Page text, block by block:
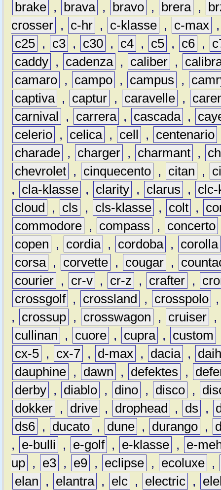
brake , brava , bravo , brera ,
crosser , c-hr , c-klasse , c-max
c25 , c3 , c30 , c4 , c5 , c6 ,
caddy , cadenza , caliber ,
camaro , campo , campus ,
captiva , captur , caravelle ,
carnival
, carrera , cascada ,
celerio , celica , cell , centenario
charade , charger , charmant ,
chevrolet , cinquecento , citan ,
,
cla-klasse , clarity , clarus ,
clc-
cloud
, cls , cls-klasse , colt ,
commodore , compass , concerto
copen
, cordia , cordoba ,
corolla
corsa , corvette , cougar ,
courier , cr-v , cr-z , crafter ,
crossgolf , crossland , crosspolo
,
crossup , crosswagon , cruiser ,
cullinan
, cuore , cupra , custom
cx-5 , cx-7 , d-max , dacia ,
dauphine , dawn , defektes ,
derby , diablo , dino , disco ,
dokker , drive , drophead , ds ,
ds6 , ducato , dune , durango ,
,
e-bulli , e-golf , e-klasse ,
e-
up , e3 , e9 , eclipse , ecoluxe ,
elan
, elantra , elc , electric ,